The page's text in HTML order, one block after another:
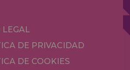
LEGAL
DE PRIVACIDAD
DE COOKIES